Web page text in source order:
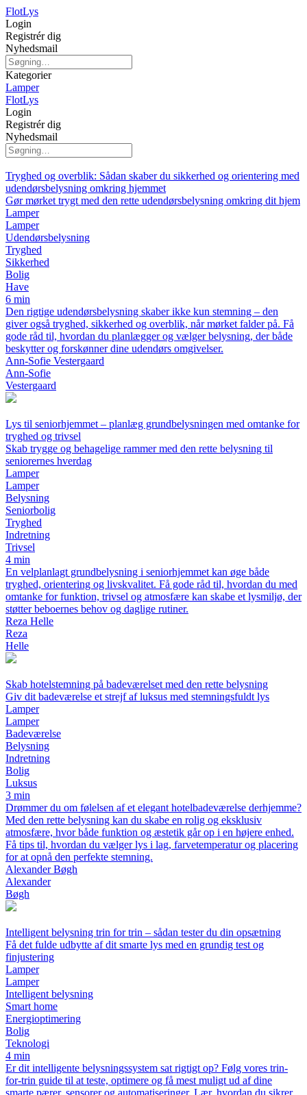
FlotLys
Login
Registrér dig
Nyhedsmail
Kategorier
Lamper
FlotLys
Login
Registrér dig
Nyhedsmail
Tryghed og overblik: Sådan skaber du sikkerhed og orientering med
udendørsbelysning omkring hjemmet
Gør mørket trygt med den rette udendørsbelysning omkring dit hjem
Lamper
Lamper
Udendørsbelysning
Tryghed
Sikkerhed
Bolig
Have
6 min
Den rigtige udendørsbelysning skaber ikke kun stemning – den
giver også tryghed, sikkerhed og overblik, når mørket falder på. Få
gode råd til, hvordan du planlægger og vælger belysning, der både
beskytter og forskønner dine udendørs omgivelser.
Ann-Sofie Vestergaard
Ann-Sofie
Vestergaard
Lys til seniorhjemmet – planlæg grundbelysningen med omtanke for
tryghed og trivsel
Skab trygge og behagelige rammer med den rette belysning til
seniorernes hverdag
Lamper
Lamper
Belysning
Seniorbolig
Tryghed
Indretning
Trivsel
4 min
En velplanlagt grundbelysning i seniorhjemmet kan øge både
tryghed, orientering og livskvalitet. Få gode råd til, hvordan du med
omtanke for funktion, trivsel og atmosfære kan skabe et lysmiljø, der
støtter beboernes behov og daglige rutiner.
Reza Helle
Reza
Helle
Skab hotelstemning på badeværelset med den rette belysning
Giv dit badeværelse et strejf af luksus med stemningsfuldt lys
Lamper
Lamper
Badeværelse
Belysning
Indretning
Bolig
Luksus
3 min
Drømmer du om følelsen af et elegant hotelbadeværelse derhjemme?
Med den rette belysning kan du skabe en rolig og eksklusiv
atmosfære, hvor både funktion og æstetik går op i en højere enhed.
Få tips til, hvordan du vælger lys i lag, farvetemperatur og placering
for at opnå den perfekte stemning.
Alexander Bøgh
Alexander
Bøgh
Intelligent belysning trin for trin – sådan tester du din opsætning
Få det fulde udbytte af dit smarte lys med en grundig test og
finjustering
Lamper
Lamper
Intelligent belysning
Smart home
Energioptimering
Bolig
Teknologi
4 min
Er dit intelligente belysningssystem sat rigtigt op? Følg vores trin-
for-trin guide til at teste, optimere og få mest muligt ud af dine
smarte pærer, sensorer og automatiseringer. Lær, hvordan du sikrer